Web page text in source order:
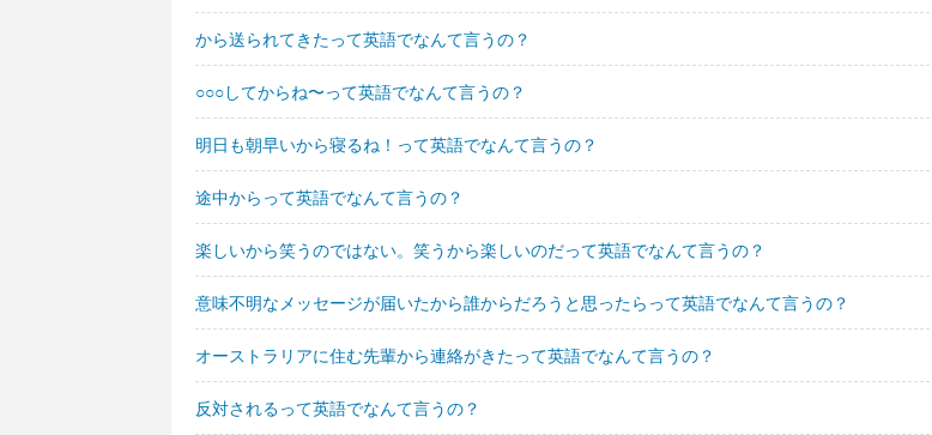
から送られてきたって英語でなんて言うの？
○○○してからね〜って英語でなんて言うの？
明日も朝早いから寝るね！って英語でなんて言うの？
途中からって英語でなんて言うの？
楽しいから笑うのではない。笑うから楽しいのだって英語でなんて言うの？
意味不明なメッセージが届いたから誰からだろうと思ったらって英語でなんて言うの？
オーストラリアに住む先輩から連絡がきたって英語でなんて言うの？
反対されるって英語でなんて言うの？